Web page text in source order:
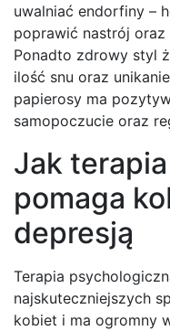
uwalniać endorfiny –
poprawić nastrój oraz
Ponadto zdrowy styl
ilość snu oraz
papierosy ma
samopoczucie oraz
Jak
pomaga
depresją
Terapia
najskuteczniejszych
kobiet i ma ogromny